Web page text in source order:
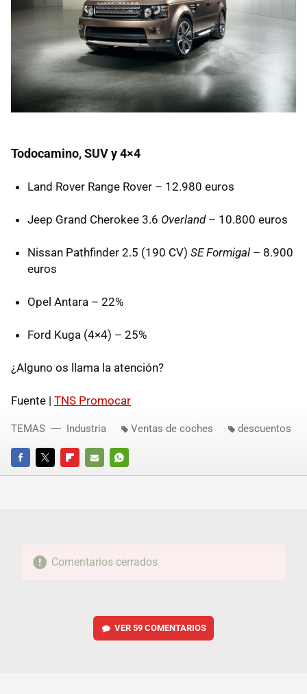
Todocamino,SUVy 4×4
Land Rover Range Rover – 12.980 euros
Jeep Grand Cherokee 3.6 Overland– 10.800 euros
Nissan Pathfinder 2.5 (190 CV) SE Formigal – 8.900
euros
Opel Antara – 22%
Ford Kuga (4×4) – 25%
¿Alguno os llama la atención?
Fuente | TNS Promocar
FACEBOOKTWITTERFLIPBOARD
E-
WHATSAPP
TEMAS Industria Ventas de coches descuentos
Comentarios cerrados
VER 59 COMENTARIOS